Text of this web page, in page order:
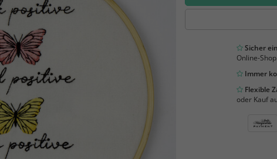
Sicher
Online-Shop.
Immer
Flexible
oder Kauf